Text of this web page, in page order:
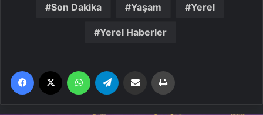
Son Dakika Yaşam Yerel
Yerel Haberler
Facebook WhatsApp Email'den paylaş